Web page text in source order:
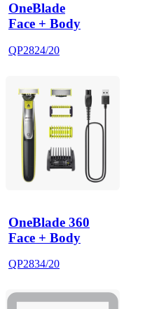
OneBlade
Face + Body
QP2824/20
OneBlade 360
Face + Body
QP2834/20